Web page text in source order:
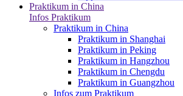
Praktikum in China
Infos Praktikum
Praktikum in China
Praktikum in Shanghai
Praktikum in Peking
Praktikum in Hangzhou
Praktikum in Chengdu
Praktikum in Guangzhou
Infos zum Praktikum